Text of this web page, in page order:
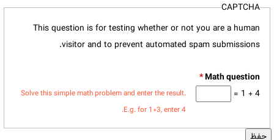
CAPTCHA
This question is for testing whether or not you are a human
visitor and to prevent automated spam submissions.
*
4 + 1 =
Solve this simple math problem and enter the result.
E.g. for 1+3, enter 4.